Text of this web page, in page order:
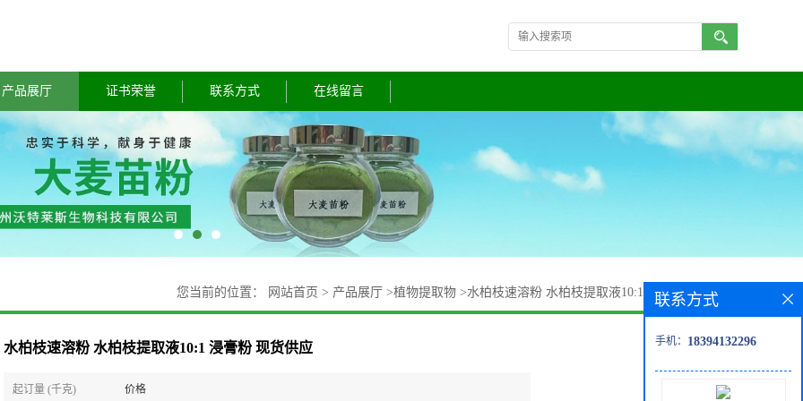
产品展厅 证书荣誉 联系方式 在线留言
您当前的位置： 网站首页 > 产品展厅 >植物提取物 >水柏枝速溶粉 水柏枝提取液10:1 浸膏粉 现货供应
水柏枝速溶粉 水柏枝提取液10:1 浸膏粉 现货供应
起订量 (千克) 价格
联系方式
手机： 18394132296